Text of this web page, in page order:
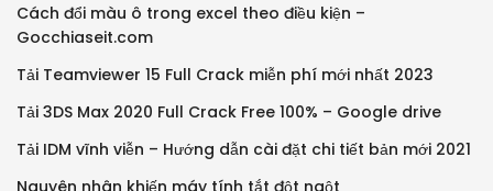
Cách đổi màu ô trong excel theo điều kiện –
Gocchiaseit.com
Tải Teamviewer 15 Full Crack miễn phí mới nhất 2023
Tải 3DS Max 2020 Full Crack Free 100% – Google drive
Tải IDM vĩnh viễn – Hướng dẫn cài đặt chi tiết bản mới 2021
Nguyên nhân khiến máy tính tắt đột ngột